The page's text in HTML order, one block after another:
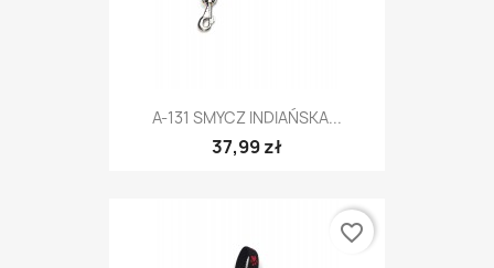
A-131 SMYCZ INDIAŃSKA...
37,99 zł
favorite_border